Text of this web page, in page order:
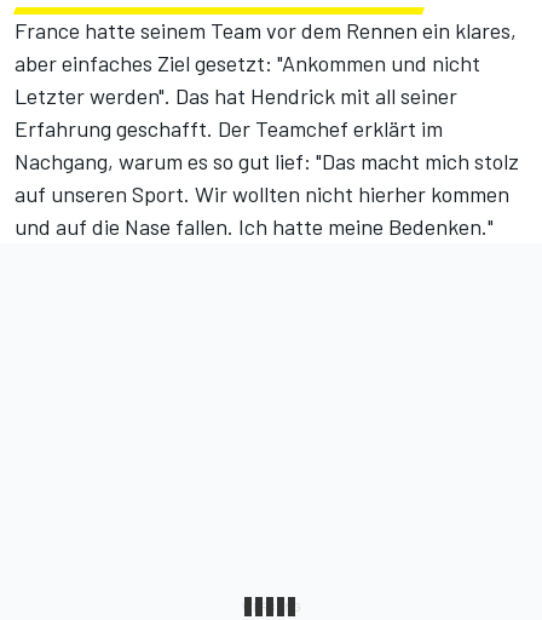
France hatte seinem Team vor dem Rennen ein klares,
aber einfaches Ziel gesetzt: "Ankommen und nicht
Letzter werden". Das hat Hendrick mit all seiner
Erfahrung geschafft. Der Teamchef erklärt im
Nachgang, warum es so gut lief: "Das macht mich stolz
auf unseren Sport. Wir wollten nicht hierher kommen
und auf die Nase fallen. Ich hatte meine Bedenken."